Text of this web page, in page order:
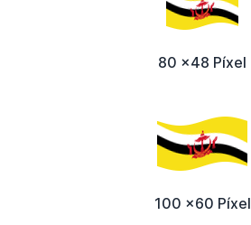
80 x48 Píxel
100 x60 Píxel